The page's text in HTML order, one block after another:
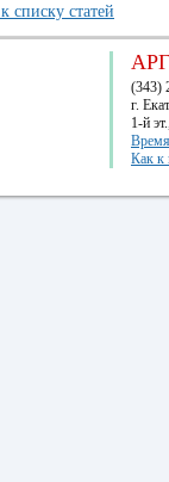
списку статей
(343)
г.
1-й
Как к